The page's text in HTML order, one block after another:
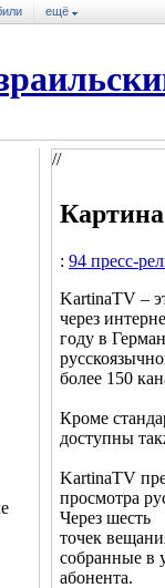
ещё
//
: 94 пресс-
KartinaTV –
через
году в
более 150
Кроме
доступны
KartinaTV
просмотра
Через шесть
точек
собранные в
абонента.